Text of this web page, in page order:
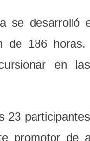
se desarrolló
de 186 horas.
en
23
promotor de